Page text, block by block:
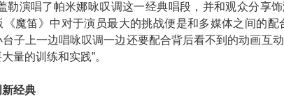
勒演唱了帕米娜咏叹调这一经典唱段，并和观众分享
魔笛》中对于演员最大的挑战便是和多媒体之间的配
子上一边唱咏叹调一边还要配合背后看不到的动画互
量的训练和实践”。
新经典